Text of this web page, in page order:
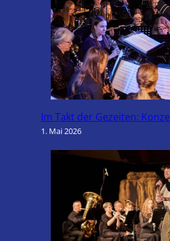
Im Takt der Gezeiten:
1. Mai 2026